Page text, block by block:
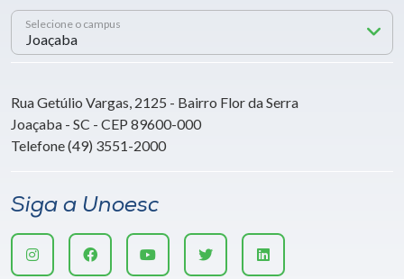
Selecione o campus
Rua Getúlio Vargas, 2125 - Bairro Flor da Serra
Joaçaba - SC - CEP 89600-000
Telefone (49) 3551-2000
Siga a Unoesc